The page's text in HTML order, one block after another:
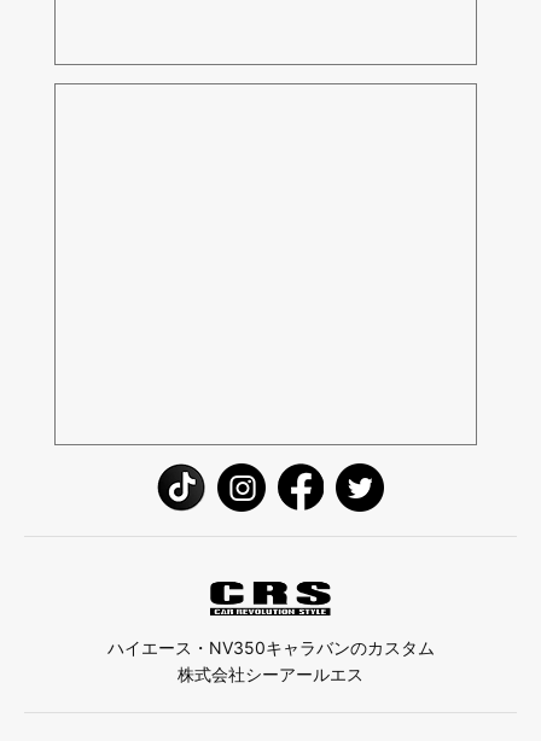
ハイエース・NV350キャラバンのカスタム
株式会社シーアールエス